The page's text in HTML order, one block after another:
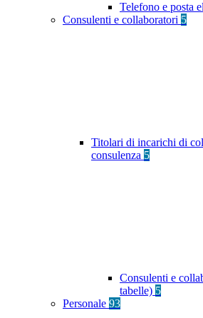
Telefono e posta
Consulenti e collaboratori 5
Titolari di incarichi di
consulenza 5
Consulenti e
tabelle) 5
Personale 93